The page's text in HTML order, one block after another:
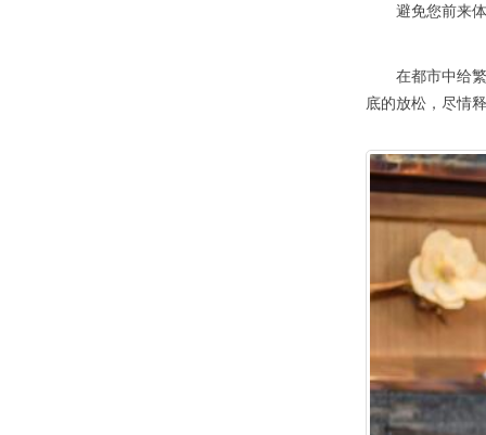
避免您前来体
在都市中给繁
底的放松，尽情